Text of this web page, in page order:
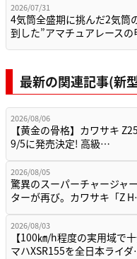
2026/07/31
4気筒全盛期に挑んだ2気筒
到した”アマチュアレース
最新の関連記事(新
2026/08/06
【黄金の骨格】カワサキ
9/5に発売決定! 高級…
2026/08/05
驚異のスーパーチャージャ
ターが再び。カワサキ「Z
2026/08/03
【100㎞/h程度の実用域で
マハXSR155を全日本ライ